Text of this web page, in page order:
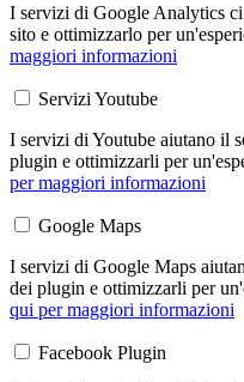
I servizi di Google Analytics
sito e ottimizzarlo per
maggiori informazioni
Servizi Youtube
I servizi di Youtube aiutano il
plugin e ottimizzarli per
per maggiori informazioni
Google Maps
I servizi di Google Maps
dei plugin e ottimizzarli per
qui per maggiori informazioni
Facebook Plugin